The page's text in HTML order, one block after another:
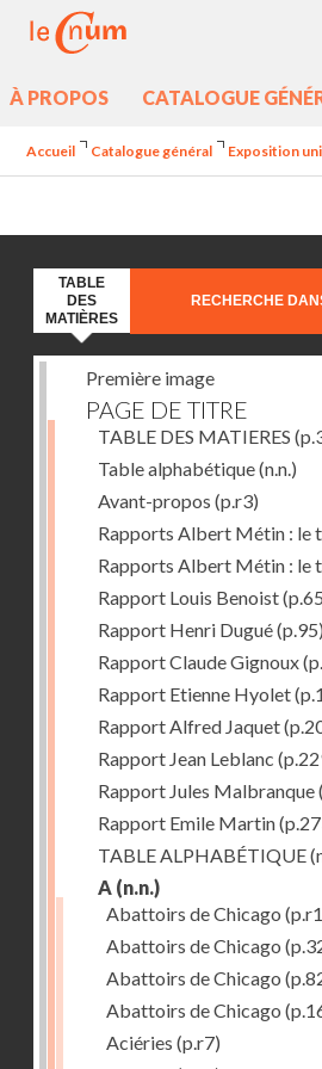
À PROPOS CATALOGUE
Accueil Catalogue général Exposition
TABLE
DES
MATIÈRES
RECHERCHE
Première image
PAGE DE TITRE
TABLE DES MATIERES
Table alphabétique(n.n.)
Avant-propos (p.r3)
Rapports Albert Métin : le
Rapports Albert Métin : le
Rapport Louis Benoist
Rapport Henri Dugué(p.95)
Rapport Claude Gignoux
Rapport Etienne Hyolet
Rapport Alfred Jaquet
Rapport Jean Leblanc
Rapport Jules Malbranque
Rapport Emile Martin
TABLE ALPHABÉTIQUE
A (n.n.)
Abattoirs de Chicago
Abattoirs de Chicago
Abattoirs de Chicago
Abattoirs de Chicago
Aciéries (p.r7)